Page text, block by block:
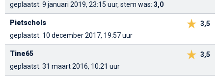
geplaatst: 9 januari 2019, 23:15 uur, stem was: 3,0
3,5
Pietschols
geplaatst: 10 december 2017, 19:57 uur
3,5
Tine65
geplaatst: 31 maart 2016, 10:21 uur